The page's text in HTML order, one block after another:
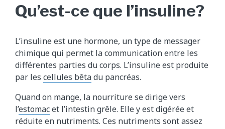
Qu’est-ce que l’insuline?
L’insuline est une hormone, un type de messager
chimique qui permet la communication entre les
différentes parties du corps. L’insuline est produite
par les cellules bêtadu pancréas.
Quand on mange, la nourriture se dirige vers
l’estomacet l’intestin grêle. Elle y est digérée et
réduite en nutriments. Ces nutriments sont assez